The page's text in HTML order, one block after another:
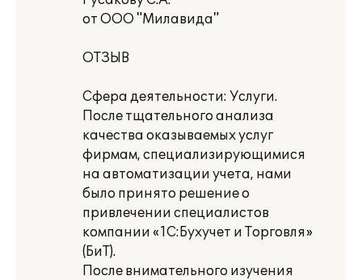
от ООО "Милавида"
ОТЗЫВ
Сфера деятельности: Услуги.
После тщательного анализа
качества оказываемых услуг
фирмам, специализирующимися
на автоматизации учета, нами
было принято решение о
привлечении специалистов
компании «1С:Бухучет и Торговля»
(БиТ).
После внимательного изучения